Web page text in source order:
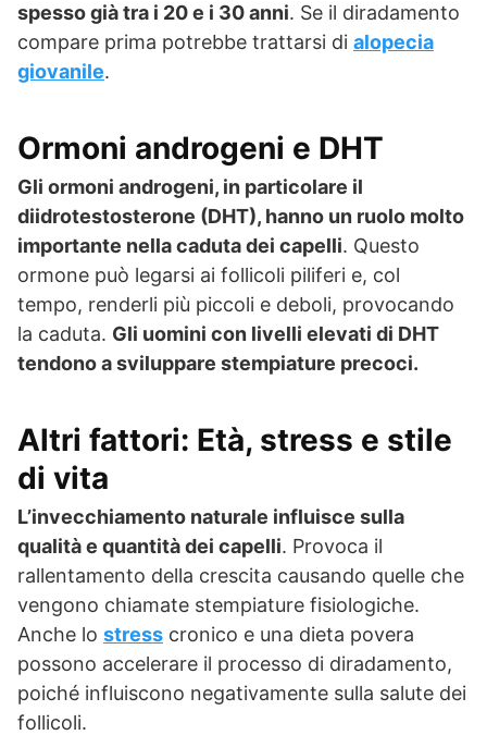
spesso già tra i 20 e i 30 anni. Se il diradamento
compare prima potrebbe trattarsi di alopecia
giovanile.
Ormoni androgeni e DHT
Gli ormoni androgeni, in particolare il
diidrotestosterone (DHT), hanno un ruolo molto
importante nella caduta dei capelli. Questo
ormone può legarsi ai follicoli piliferi e, col
tempo, renderli più piccoli e deboli, provocando
la caduta. Gli uomini con livelli elevati di DHT
tendono a sviluppare stempiature precoci.
Altri fattori: Età, stress e stile
di vita
L’invecchiamento naturale influisce sulla
qualità e quantità dei capelli. Provoca il
rallentamento della crescita causando quelle che
vengono chiamate stempiature fisiologiche.
Anche lo stress cronico e una dieta povera
possono accelerare il processo di diradamento,
poiché influiscono negativamente sulla salute dei
follicoli.